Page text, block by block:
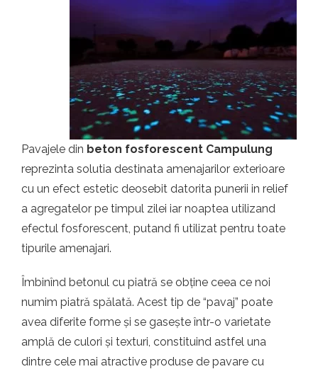
Pavajele din beton fosforescent Campulung
reprezinta solutia destinata amenajarilor exterioare
cu un efect estetic deosebit datorita punerii in relief
a agregatelor pe timpul zilei iar noaptea utilizand
efectul fosforescent, putand fi utilizat pentru toate
tipurile amenajari.
Îmbinînd betonul cu piatră se obține ceea ce noi
numim piatră spălată. Acest tip de “pavaj” poate
avea diferite forme și se gasește într-o varietate
amplă de culori și texturi, constituind astfel una
dintre cele mai atractive produse de pavare cu